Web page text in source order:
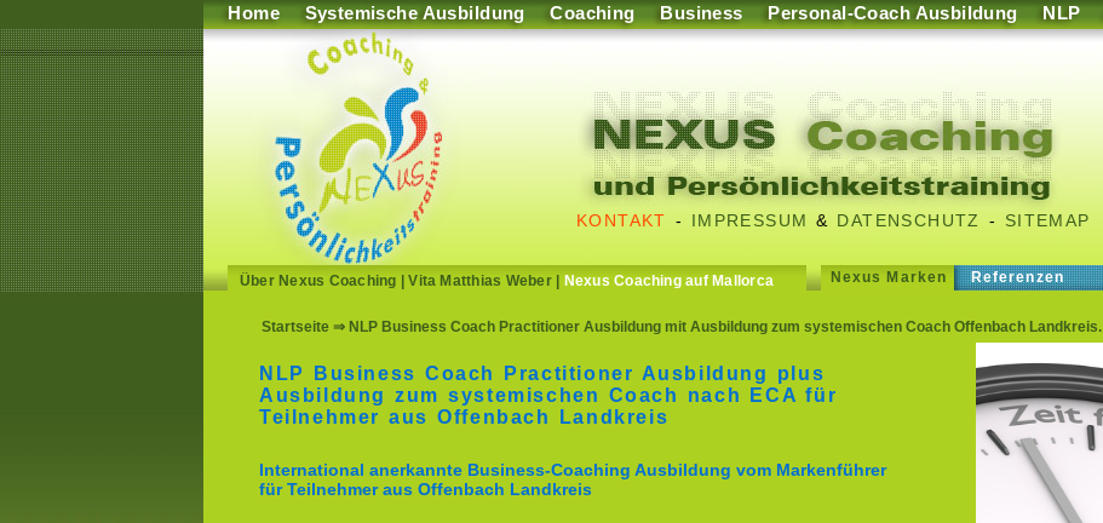
Home Systemische Ausbildung Coaching Business Personal-Coach Ausbildung NLP
KONTAKT - IMPRESSUM & DATENSCHUTZ - SITEMAP
Über Nexus Coaching |Vita Matthias Weber| Nexus Coaching auf Mallorca Nexus Marken Referenzen
Startseite ⇒ NLP Business Coach Practitioner Ausbildung mit Ausbildung zum systemischen Coach Offenbach Landkreis.
NLP Business Coach Practitioner Ausbildung plus
Ausbildung zum systemischen Coach nach ECA für
Teilnehmer aus Offenbach Landkreis
International anerkannte Business-Coaching Ausbildung vom Markenführer
für Teilnehmer aus Offenbach Landkreis